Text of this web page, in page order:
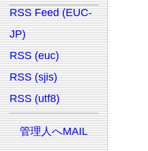
RSS Feed (EUC-
JP)
RSS (euc)
RSS (sjis)
RSS (utf8)
管理人へMAIL